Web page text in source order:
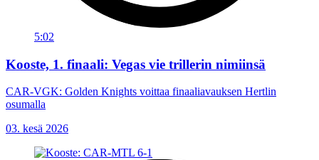
5:02
Kooste, 1. finaali: Vegas vie trillerin nimiinsä
CAR-VGK: Golden Knights voittaa finaaliavauksen Hertlin
osumalla
03. kesä 2026